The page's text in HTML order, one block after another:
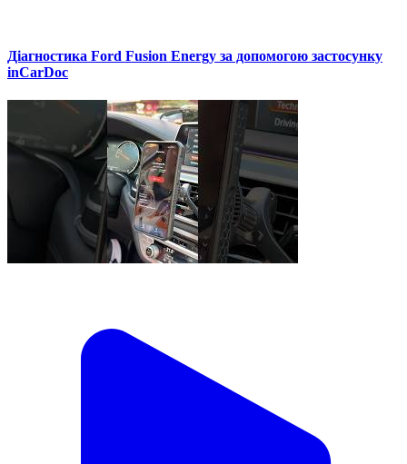
Діагностика Ford Fusion Energy за допомогою застосунку
inCarDoc